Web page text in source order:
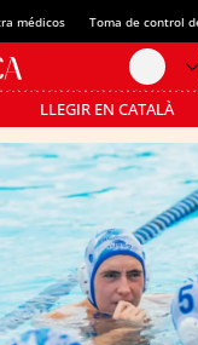
médicos Toma de control
LLEGIR EN CATALÀ
Pásate al MODO AHORRO